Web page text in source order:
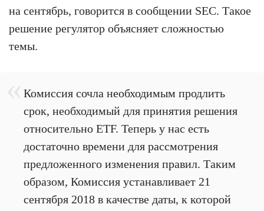
на сентябрь, говорится в сообщении SEC. Такое
решение регулятор объясняет сложностью
темы.
Комиссия сочла необходимым продлить
срок, необходимый для принятия решения
относительно ETF. Теперь у нас есть
достаточно времени для рассмотрения
предложенного изменения правил. Таким
образом, Комиссия устанавливает 21
сентября 2018 в качестве даты, к которой